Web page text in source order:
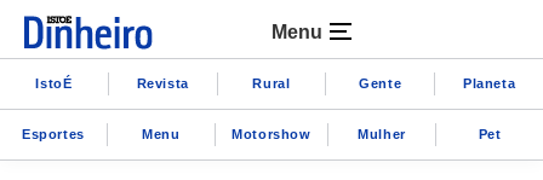
Menu
IstoÉ Revista Rural Gente Planeta
Esportes Menu Motorshow Mulher Pet